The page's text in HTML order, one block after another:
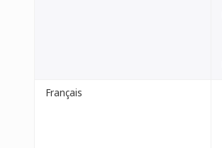
Français